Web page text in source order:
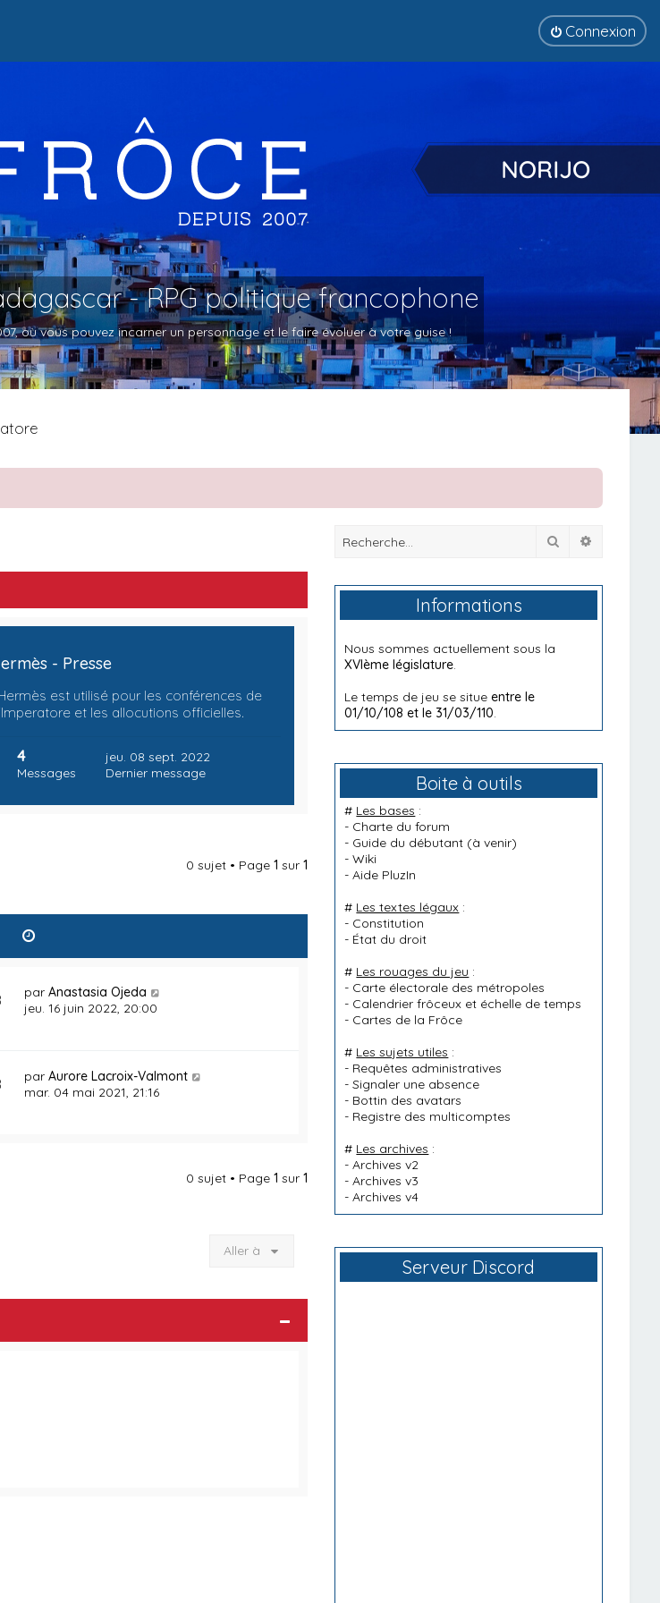
Connexion
- RPG politique francophone
où vous pouvez incarner un personnage et le faire évoluer à votre guise !
- Presse
est utilisé pour les conférences de
et les allocutions officielles.
4
Messages
jeu. 08 sept. 2022
Dernier message
0 sujet • Page1 sur1
parAnastasia Ojeda
jeu. 16 juin 2022, 20:00
parAurore Lacroix-Valmont
mar. 04 mai 2021, 21:16
0 sujet • Page1 sur1
Aller à
Rechercher
Informations
Nous sommes actuellement sous la
XVIème législature.
Le temps de jeu se situeentre le
01/10/108 et le 31/03/110.
Boite à outils
# Les bases :
- Charte du forum
- Guide du débutant (à venir)
-Wiki
-Aide PluzIn
# Les textes légaux :
- Constitution
- État du droit
# Les rouages du jeu :
- Carte électorale des métropoles
- Calendrier frôceux et échelle de temps
- Cartes de la Frôce
# Les sujets utiles :
- Requêtes administratives
-Signaler une absence
- Bottin des avatars
- Registre des multicomptes
# Les archives :
-Archives v2
-Archives v3
-Archives v4
Serveur Discord